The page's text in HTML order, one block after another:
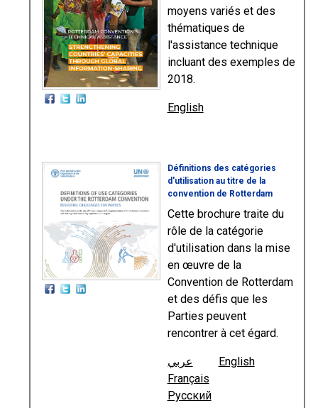
moyens variés et des
thématiques de
l'assistance technique
incluant des exemples de
2018.
English
Définitions des catégories
d'utilisation au titre de la
convention de Rotterdam
Cette brochure traite du
rôle de la catégorie
d'utilisation dans la mise
en œuvre de la
Convention de Rotterdam
et des défis que les
Parties peuvent
rencontrer à cet égard.
عربي
English
Français
Русский